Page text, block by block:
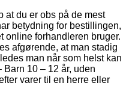
du er obs på de mest
betydning for bestillingen,
online forhandleren bruger.
afgørende, at man stadig
man når som helst kan
10 – 12 år, uden
varer til en herre eller